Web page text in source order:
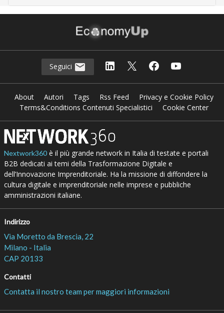
Seguici
About Autori Tags Rss Feed
Privacy e Cookie Policy
Terms&Conditions Contenuti Specialistici
Cookie Center
Nextwork360è il più grande network in Italia di testate e portali
B2B dedicati ai temi della Trasformazione Digitale e
dell’Innovazione Imprenditoriale. Ha la missione di diffondere la
cultura digitale e imprenditoriale nelle imprese e pubbliche
amministrazioni italiane.
Indirizzo
Via Moretto da Brescia, 22
Milano - Italia
CAP 20133
Contatti
Contatta il nostro team per maggiori informazioni